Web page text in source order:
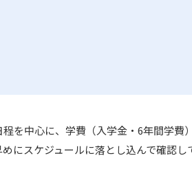
を中心に、学費（入学金・6年間学
スケジュールに落とし込んで確認し